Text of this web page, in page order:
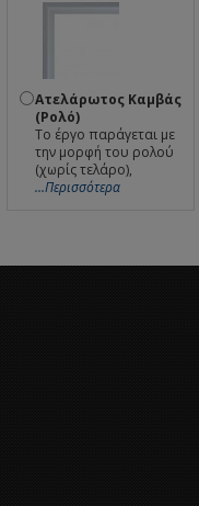
Ατελάρωτος Καμβάς
(Ρολό)
Το έργο παράγεται με
την μορφή του ρολού
(χωρίς τελάρο),
...Περισσότερα